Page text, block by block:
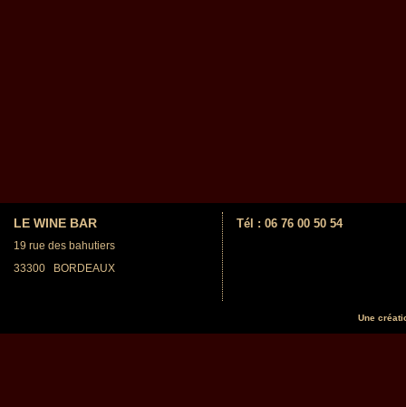
LE WINE BAR
19 rue des bahutiers
33300
BORDEAUX
Tél : 06 76 00 50 54
Une